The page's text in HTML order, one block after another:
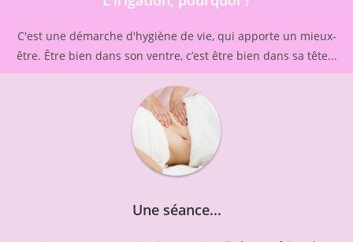
C'est une démarche d'hygiène de vie, qui apporte un mieux-
être. Être bien dans son ventre, c’est être bien dans sa tête...
Une séance...